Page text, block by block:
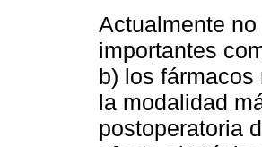
Actualmente
importantes
b) los
la modalidad
postoperatoria